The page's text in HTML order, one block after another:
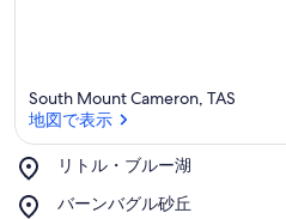
South Mount Cameron, TAS
地図で表示
リトル・ブルー湖
Place,
ト
バーンバグル砂丘
Place,